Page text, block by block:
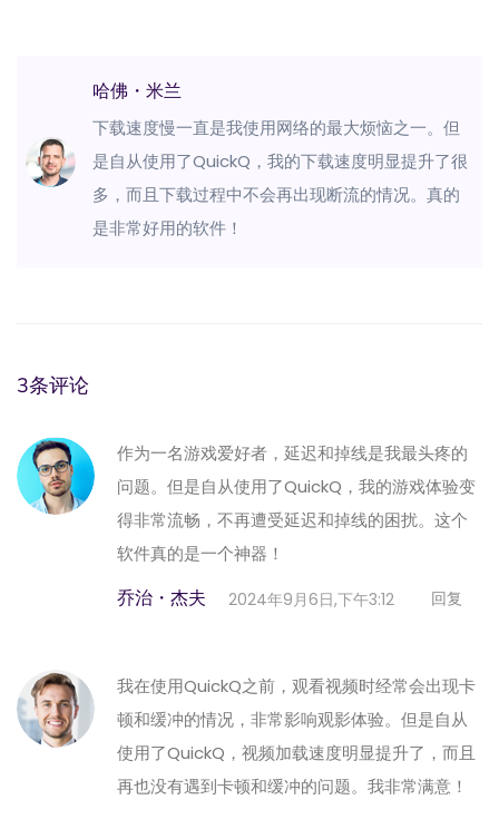
哈佛・米兰
下载速度慢一直是我使用网络的最大烦恼之一。但
是自从使用了QuickQ，我的下载速度明显提升了很
多，而且下载过程中不会再出现断流的情况。真的
是非常好用的软件！
3条评论
作为一名游戏爱好者，延迟和掉线是我最头疼的
问题。但是自从使用了QuickQ，我的游戏体验变
得非常流畅，不再遭受延迟和掉线的困扰。这个
软件真的是一个神器！
乔治・杰夫 2024年9月6日,下午3:12 回复
我在使用QuickQ之前，观看视频时经常会出现卡
顿和缓冲的情况，非常影响观影体验。但是自从
使用了QuickQ，视频加载速度明显提升了，而且
再也没有遇到卡顿和缓冲的问题。我非常满意！